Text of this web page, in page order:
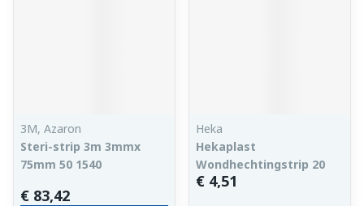
3M, Azaron
Steri-strip 3m 3mmx
75mm 50 1540
€ 83,42
Heka
Hekaplast
Wondhechtingstrip 20
€ 4,51